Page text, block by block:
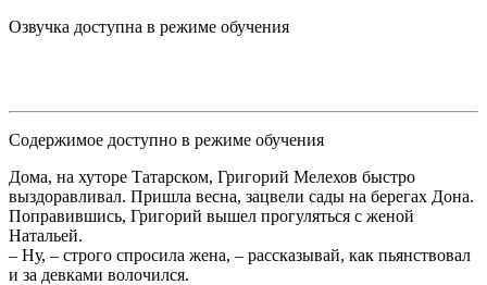
Озвучка доступна в режиме обучения
Содержимое доступно в режиме обучения
Дома, на хуторе Татарском, Григорий Мелехов быстро
выздоравливал. Пришла весна, зацвели сады на берегах Дона.
Поправившись, Григорий вышел прогуляться с женой
Натальей.
– Ну, – строго спросила жена, – рассказывай, как пьянствовал
и за девками волочился.